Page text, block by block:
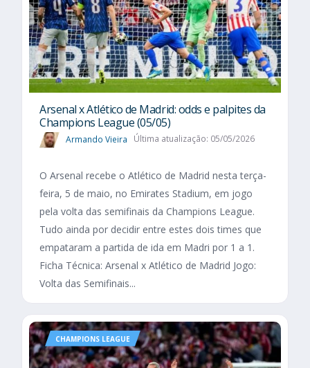
Arsenal x Atlético de Madrid: odds e palpites da
Champions League (05/05)
Armando Vieira Última atualização: 05/05/2026
O Arsenal recebe o Atlético de Madrid nesta terça-
feira, 5 de maio, no Emirates Stadium, em jogo
pela volta das semifinais da Champions League.
Tudo ainda por decidir entre estes dois times que
empataram a partida de ida em Madri por 1 a 1.
Ficha Técnica: Arsenal x Atlético de Madrid Jogo:
Volta das Semifinais...
CHAMPIONS LEAGUE